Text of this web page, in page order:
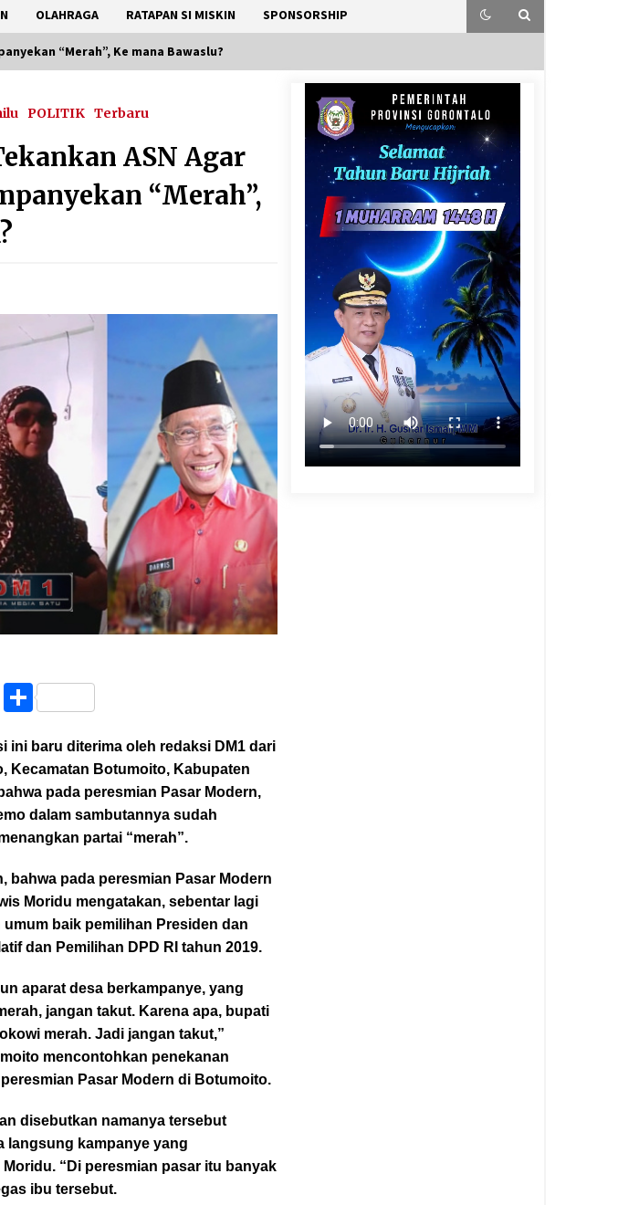
OLAHRAGA RATAPAN SI MISKIN SPONSORSHIP
“Merah”, Ke mana Bawaslu?
POLITIK Terbaru
ASN Agar
“Merah”,
Share
ini baru diterima oleh redaksi DM1 dari
Kecamatan Botumoito, Kabupaten
pada peresmian Pasar Modern,
dalam sambutannya sudah
partai “merah”.
bahwa pada peresmian Pasar Modern
Moridu mengatakan, sebentar lagi
baik pemilihan Presiden dan
dan Pemilihan DPD RI tahun 2019.
aparat desa berkampanye, yang
jangan takut. Karena apa, bupati
merah. Jadi jangan takut,”
mencontohkan penekanan
Pasar Modern di Botumoito.
disebutkan namanya tersebut
langsung kampanye yang
“Di peresmian pasar itu banyak
ibu tersebut.